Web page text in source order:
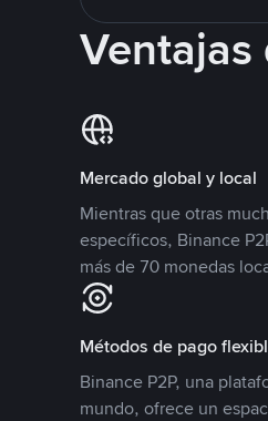
Ventajas
Mercado global y local
Mientras que otras
específicos, Binance
más de 70 monedas
Métodos de pago
Binance P2P, una
mundo, ofrece un